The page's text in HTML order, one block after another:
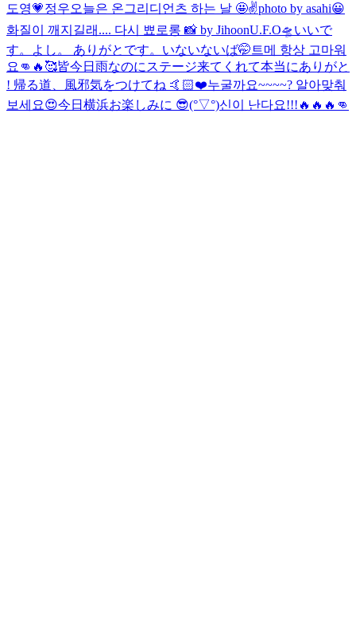
도영💗정우오늘은 온그리디언츠 하는 날 🤩✌️photo by asahi😀
화질이 깨지길래.... 다시 뾰로롱 📸 by JihoonU.F.O🛸 いいで
す。
よし。 ありがとです。 いないないば🤭 트메 항상 고마워
요👊🔥🥰皆今日雨なのにステージ来てくれて本当にありがと
! 帰る道、風邪気をつけてね 🤙🏻❤️누굴까요~~~~? 알아맞춰
보세요😍今日横浜お楽しみに 😎(°▽°)신이 난다요!!!🔥🔥🔥👊